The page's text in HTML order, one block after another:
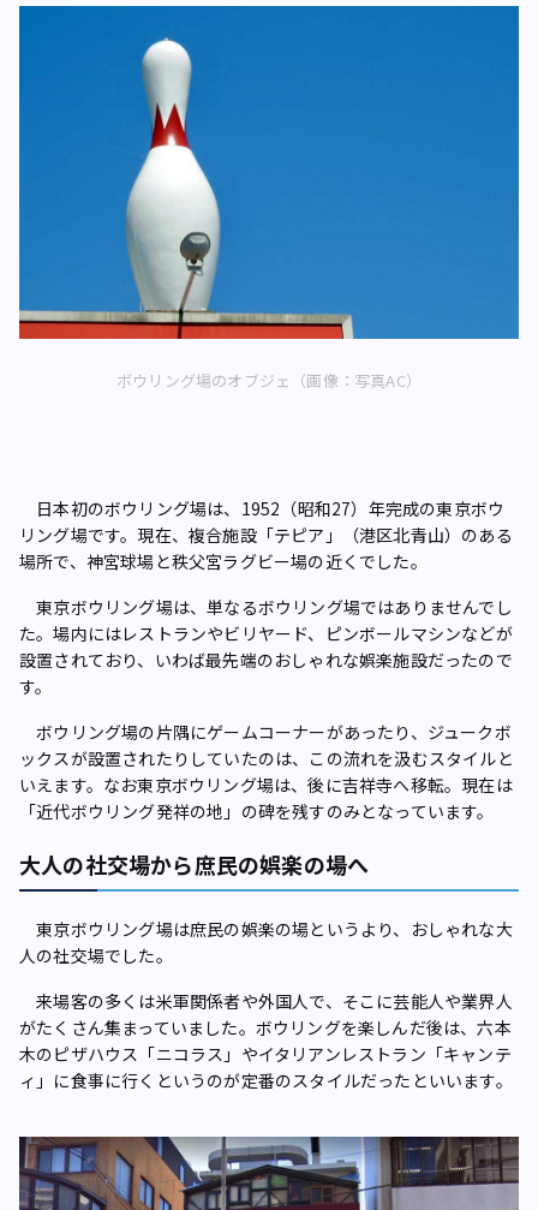
ボウリング場のオブジェ（画像：写真AC）
日本初のボウリング場は、1952（昭和27）年完成の東京ボウ
リング場です。現在、複合施設「テピア」（港区北青山）のある
場所で、神宮球場と秩父宮ラグビー場の近くでした。
東京ボウリング場は、単なるボウリング場ではありませんでし
た。場内にはレストランやビリヤード、ピンボールマシンなどが
設置されており、いわば最先端のおしゃれな娯楽施設だったので
す。
ボウリング場の片隅にゲームコーナーがあったり、ジュークボ
ックスが設置されたりしていたのは、この流れを汲むスタイルと
いえます。なお東京ボウリング場は、後に吉祥寺へ移転。現在は
「近代ボウリング発祥の地」の碑を残すのみとなっています。
大人の社交場から庶民の娯楽の場へ
東京ボウリング場は庶民の娯楽の場というより、おしゃれな大
人の社交場でした。
来場客の多くは米軍関係者や外国人で、そこに芸能人や業界人
がたくさん集まっていました。ボウリングを楽しんだ後は、六本
木のピザハウス「ニコラス」やイタリアンレストラン「キャンテ
ィ」に食事に行くというのが定番のスタイルだったといいます。